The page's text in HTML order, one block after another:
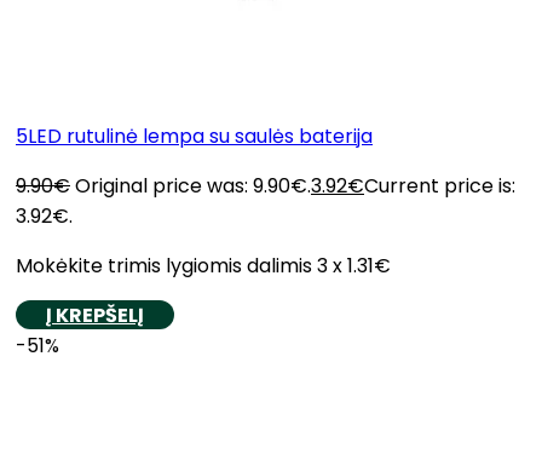
5LED rutulinė lempa su saulės baterija
9.90€Original price was: 9.90€.3.92€Current price is:
3.92€.
Mokėkite trimis lygiomis dalimis 3 x 1.31€
Į KREPŠELĮ
-51%